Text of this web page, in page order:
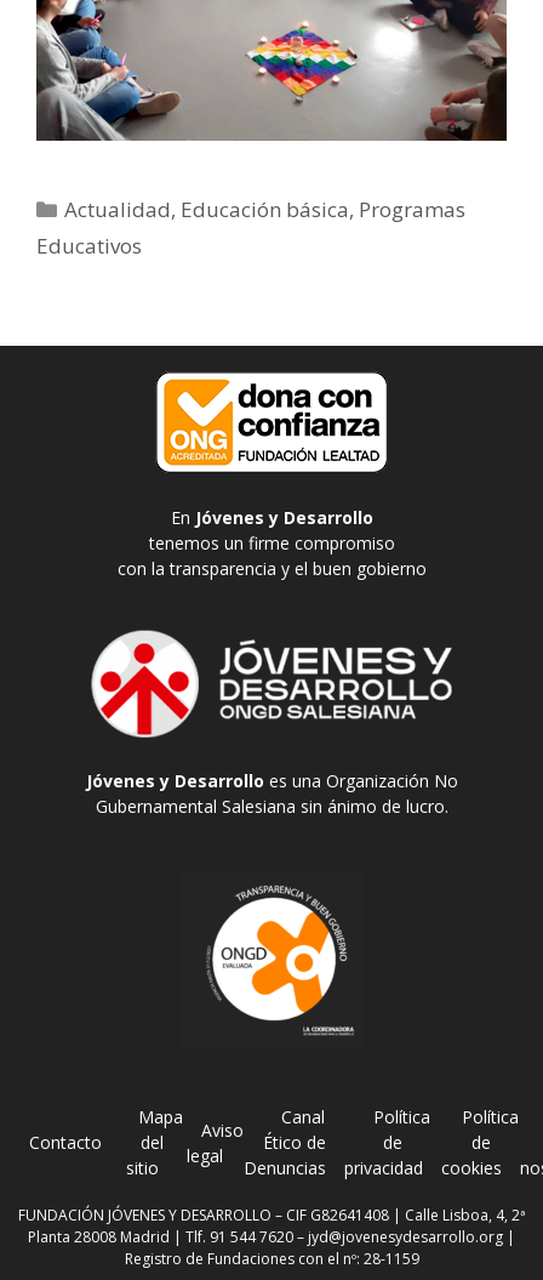
Categorías
Actualidad, Educación básica, Programas
Educativos
En Jóvenes y Desarrollo
tenemos un firme compromiso
con la transparencia y el buen gobierno
Jóvenes y Desarrollo es una Organización No
Gubernamental Salesiana sin ánimo de lucro.
Contacto
Mapa
del
sitio
Aviso
legal
Canal
Ético de
Denuncias
Política
de
privacidad
Política
de
cookies
FUNDACIÓN JÓVENES Y DESARROLLO – CIF G82641408 | Calle Lisboa, 4, 2ª
Planta 28008 Madrid | Tlf. 91 544 7620 – jyd@jovenesydesarrollo.org |
Registro de Fundaciones con el nº: 28-1159